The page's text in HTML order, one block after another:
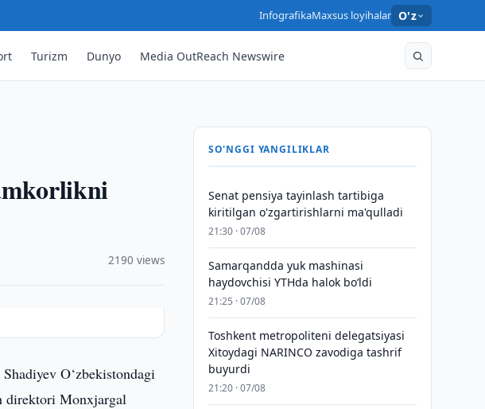
InfografikaMaxsus loyihalar O'z
Turizm Dunyo Media OutReach Newswire
2190 views
O‘zbekistondagi
direktori Monxjargal
SO'NGGI YANGILIKLAR
Senat pensiya tayinlash tartibiga
kiritilgan o'zgartirishlarni ma'qulladi
21:30 · 07/08
Samarqandda yuk mashinasi
haydovchisi YTHda halok bo‘ldi
21:25 · 07/08
Toshkent metropoliteni delegatsiyasi
Xitoydagi NARINCO zavodiga tashrif
buyurdi
21:20 · 07/08